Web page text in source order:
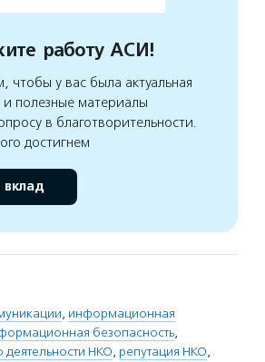
работу АСИ!
чтобы у вас была актуальная
полезные материалы
в благотворительности.
достигнем
вклад
, информационная
безопасность,
НКО, репутация НКО,